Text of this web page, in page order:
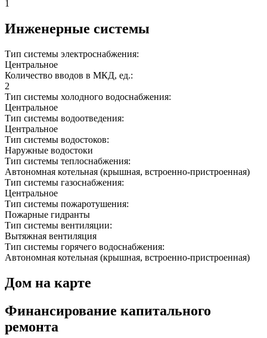
1
Инженерные системы
Тип системы электроснабжения:
Центральное
Количество вводов в МКД, ед.:
2
Тип системы холодного водоснабжения:
Центральное
Тип системы водоотведения:
Центральное
Тип системы водостоков:
Наружные водостоки
Тип системы теплоснабжения:
Автономная котельная (крышная, встроенно-пристроенная)
Тип системы газоснабжения:
Центральное
Тип системы пожаротушения:
Пожарные гидранты
Тип системы вентиляции:
Вытяжная вентиляция
Тип системы горячего водоснабжения:
Автономная котельная (крышная, встроенно-пристроенная)
Дом на карте
Финансирование капитального
ремонта